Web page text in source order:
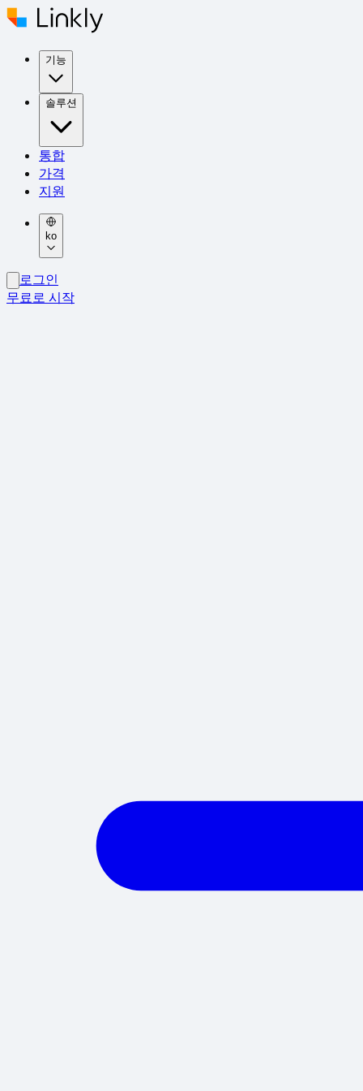
기능
솔루션
통합
가격
지원
ko
로그인
무료로 시작